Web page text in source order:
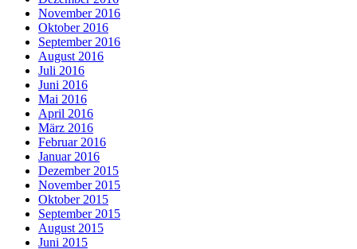
November 2016
Oktober 2016
September 2016
August 2016
Juli 2016
Juni 2016
Mai 2016
April 2016
März 2016
Februar 2016
Januar 2016
Dezember 2015
November 2015
Oktober 2015
September 2015
August 2015
Juni 2015